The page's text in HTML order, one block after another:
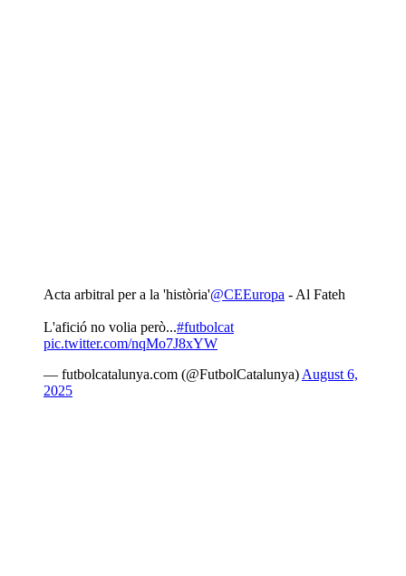
Acta arbitral per a la 'història'@CEEuropa - Al Fateh
L'afició no volia però...#futbolcat
pic.twitter.com/nqMo7J8xYW
— futbolcatalunya.com (@FutbolCatalunya) August 6,
2025